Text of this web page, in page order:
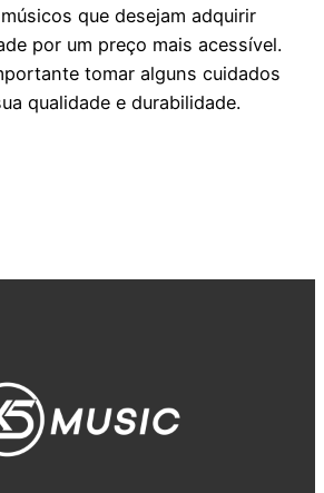
que desejam adquirir
por um preço mais acessível.
tomar alguns cuidados
qualidade e durabilidade.